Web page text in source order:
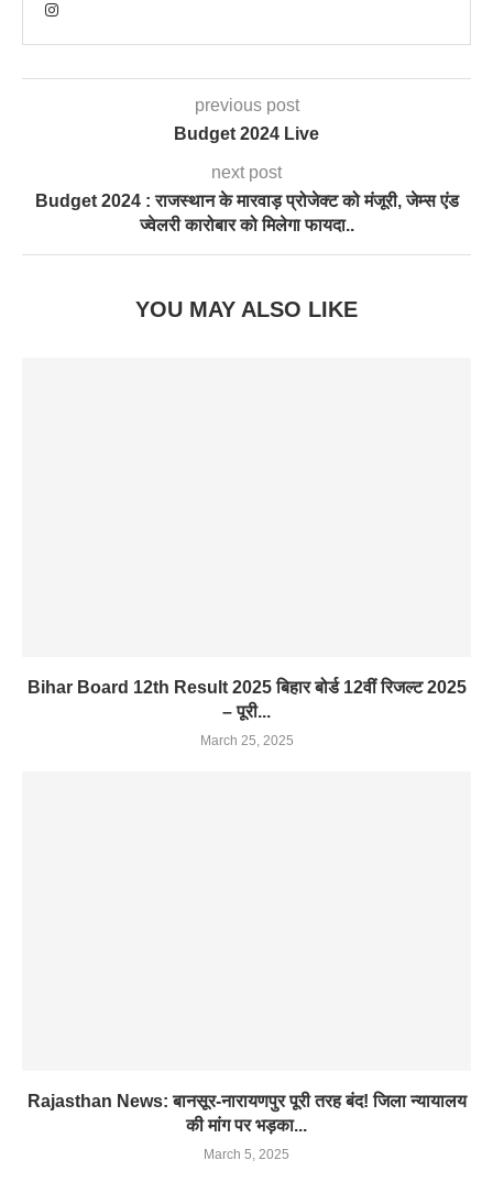
previous post
Budget 2024 Live
next post
Budget 2024 : राजस्थान के मारवाड़ प्रोजेक्ट को मंजूरी, जेम्स एंड
ज्वेलरी कारोबार को मिलेगा फायदा..
YOU MAY ALSO LIKE
Bihar Board 12th Result 2025 बिहार बोर्ड 12वीं रिजल्ट 2025
– पूरी...
March 25, 2025
Rajasthan News: बानसूर-नारायणपुर पूरी तरह बंद! जिला न्यायालय
की मांग पर भड़का...
March 5, 2025